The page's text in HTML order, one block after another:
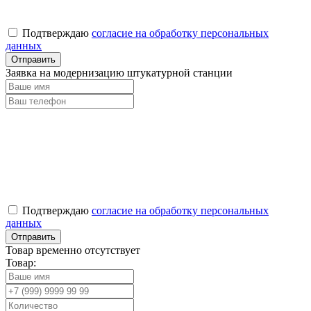
Подтверждаю согласие на обработку персональных
данных
Заявка на модернизацию штукатурной станции
Подтверждаю согласие на обработку персональных
данных
Товар временно отсутствует
Товар: